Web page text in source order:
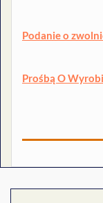
Podanie o
Prośbą O